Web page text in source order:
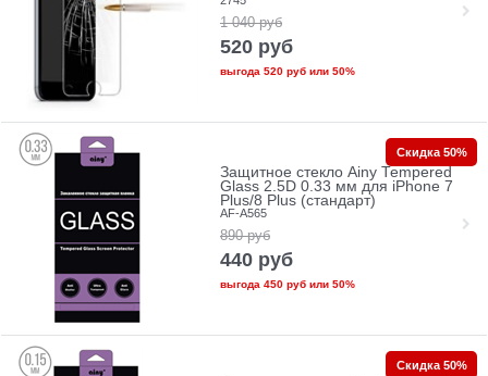
1 040 руб
520 руб
выгода 520 рубили 50%
Защитное стекло Ainy Tempered
Glass 2.5D 0.33 мм для iPhone 7
Plus/8 Plus (стандарт)
AF-A565
890 руб
440 руб
выгода 450 рубили 50%
Скидка 50%
Скидка 50%